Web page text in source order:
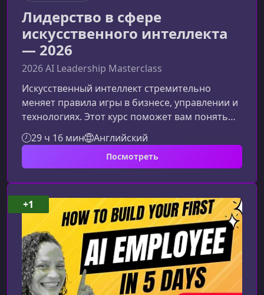
Лидерство в сфере
искусственного интеллекта
— 2026
2026 AI Leadership Masterclass
Искусственный интеллект стремительно
меняет правила игры в бизнесе, управлении и
технологиях. Этот курс поможет вам понять
логику работы AI‑систем и научит применять
их для стратегического развития компании, а
не просто использовать готовые
курсеПрограмма помогает сформировать
целостное понимание искусственного
интеллекта — от базовых принципов до
стратегического внедрения в
организацию.Классический и генеративный AI
29 ч 16 мин Английский
Посмотреть
+1